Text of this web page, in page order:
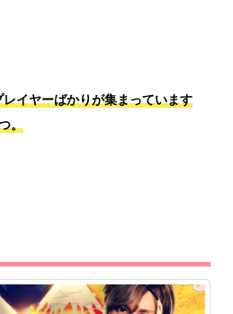
イヤーばかりが集まっています
。